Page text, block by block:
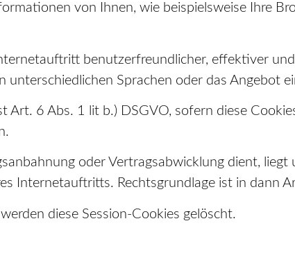
von Ihnen, wie beispielsweise Ihre
benutzerfreundlicher, effektiver
unterschiedlichen Sprachen oder das Angebot
Art. 6 Abs. 1 lit b.) DSGVO, sofern diese
oder Vertragsabwicklung dient,
Internetauftritts. Rechtsgrundlage ist in dann
diese Session-Cookies gelöscht.